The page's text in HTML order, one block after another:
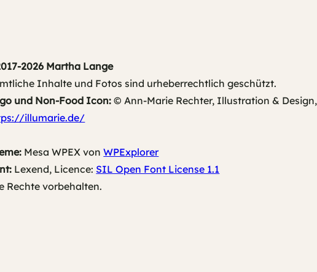
2026 Martha Lange
Inhalte und Fotos sind urheberrechtlich geschützt.
und Non-Food Icon: © Ann-Marie Rechter, Illustration & Design,
illumarie.de/
Mesa WPEX vonWPExplorer
Lexend, Licence: SIL Open Font License 1.1
Rechte vorbehalten.